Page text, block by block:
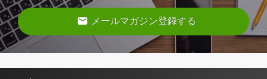
email メールマガジン登録する